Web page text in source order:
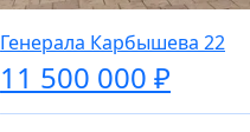
Генерала Карбышева 22
11 500 000 ₽